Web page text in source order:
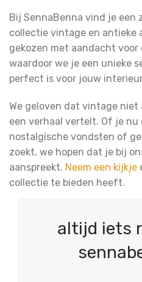
Bij SennaBenna vind je
collectie vintage en antieke
gekozen met aandacht voor
waardoor we je een unieke
perfect is voor jouw
We geloven dat vintage niet
een verhaal vertelt. Of je
nostalgische vondsten of
zoekt, we hopen dat je bij
aanspreekt. Neem een kijkje
collectie te bieden heeft.
altijd iets